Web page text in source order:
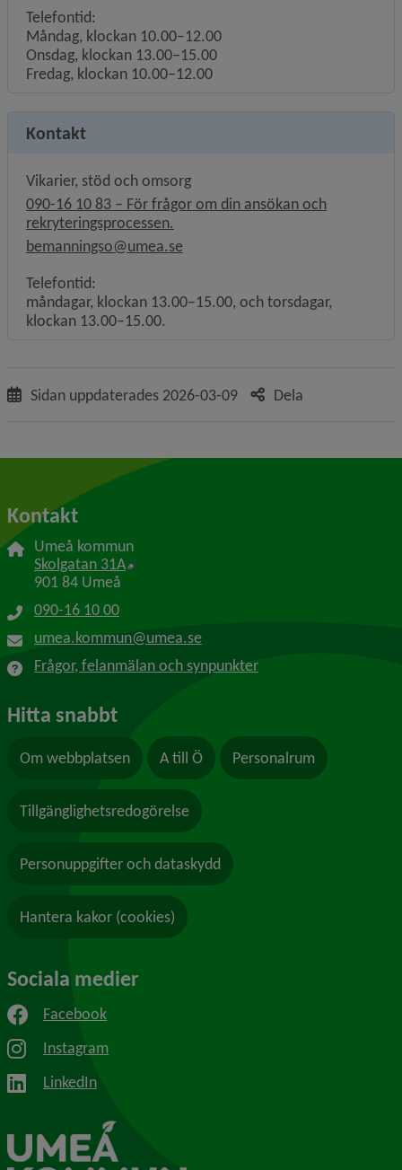
Telefontid:
Måndag, klockan 10.00–12.00
Onsdag, klockan 13.00–15.00
Fredag, klockan 10.00–12.00
Kontakt
Vikarier, stöd och omsorg
090-16 10 83 – För frågor om din ansökan och
rekryteringsprocessen.
bemanningso@umea.se
Telefontid:
måndagar, klockan 13.00–15.00, och torsdagar,
klockan 13.00–15.00.
Sidan uppdaterades 2026-03-09 Dela
Kontakt
Umeå kommun
Skolgatan 31A Länk till annan webbplats, öppnas i nytt
901 84 Umeå
090-16 10 00
umea.kommun@umea.se
Frågor, felanmälan och synpunkter
Hitta snabbt
Om webbplatsen A till Ö Personalrum
Tillgänglighetsredogörelse
Personuppgifter och dataskydd
Hantera kakor (cookies)
Sociala medier
Facebook
Instagram
LinkedIn